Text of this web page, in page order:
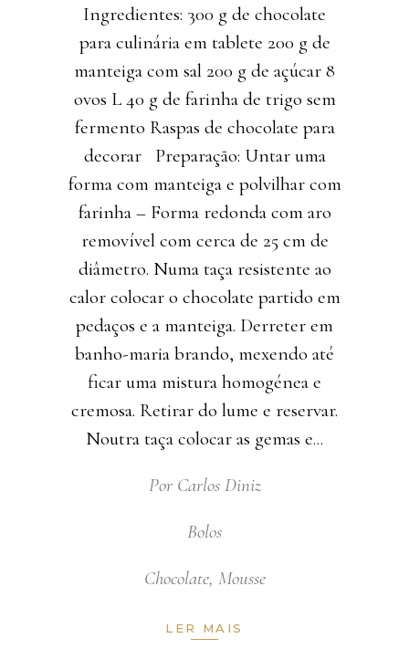
Ingredientes: 300 g de chocolate
para culinária em tablete 200 g de
manteiga com sal 200 g de açúcar 8
ovos L 40 g de farinha de trigo sem
fermento Raspas de chocolate para
decorar Preparação: Untar uma
forma com manteiga e polvilhar com
farinha – Forma redonda com aro
removível com cerca de 25 cm de
diâmetro. Numa taça resistente ao
calor colocar o chocolate partido em
pedaços e a manteiga. Derreter em
banho-maria brando, mexendo até
ficar uma mistura homogénea e
cremosa. Retirar do lume e reservar.
Noutra taça colocar as gemas e
Por Carlos Diniz
Bolos
Chocolate, Mousse
LER MAIS